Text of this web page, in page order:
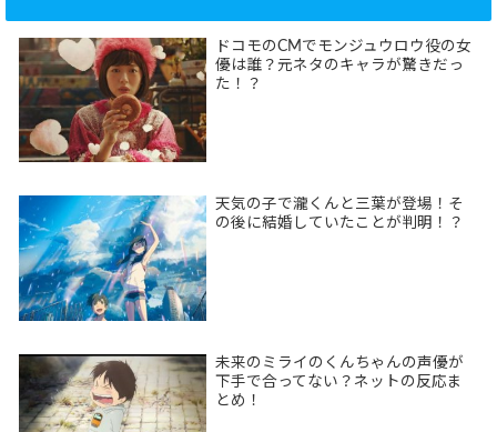
ドコモのCMでモンジュウロウ役の女
優は誰？元ネタのキャラが驚きだっ
た！？
天気の子で瀧くんと三葉が登場！そ
の後に結婚していたことが判明！？
未来のミライのくんちゃんの声優が
下手で合ってない？ネットの反応ま
とめ！